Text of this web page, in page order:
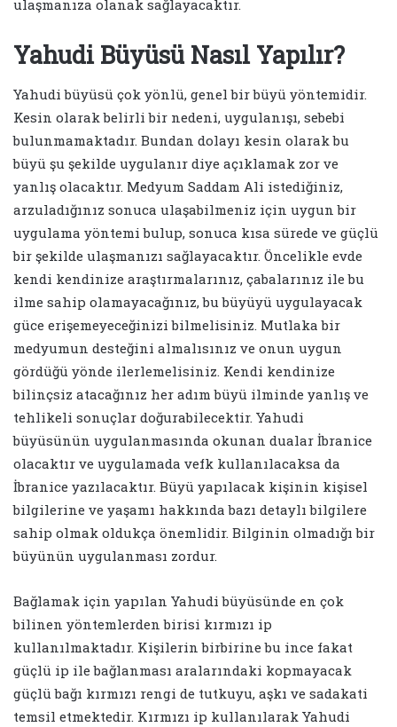
ulaşmanıza olanak sağlayacaktır.
Yahudi Büyüsü Nasıl Yapılır?
Yahudi büyüsü çok yönlü, genel bir büyü yöntemidir.
Kesin olarak belirli bir nedeni, uygulanışı, sebebi
bulunmamaktadır. Bundan dolayı kesin olarak bu
büyü şu şekilde uygulanır diye açıklamak zor ve
yanlış olacaktır. Medyum Saddam Ali istediğiniz,
arzuladığınız sonuca ulaşabilmeniz için uygun bir
uygulama yöntemi bulup, sonuca kısa sürede ve güçlü
bir şekilde ulaşmanızı sağlayacaktır. Öncelikle evde
kendi kendinize araştırmalarınız, çabalarınız ile bu
ilme sahip olamayacağınız, bu büyüyü uygulayacak
güce erişemeyeceğinizi bilmelisiniz. Mutlaka bir
medyumun desteğini almalısınız ve onun uygun
gördüğü yönde ilerlemelisiniz. Kendi kendinize
bilinçsiz atacağınız her adım büyü ilminde yanlış ve
tehlikeli sonuçlar doğurabilecektir. Yahudi
büyüsünün uygulanmasında okunan dualar İbranice
olacaktır ve uygulamada vefk kullanılacaksa da
İbranice yazılacaktır. Büyü yapılacak kişinin kişisel
bilgilerine ve yaşamı hakkında bazı detaylı bilgilere
sahip olmak oldukça önemlidir. Bilginin olmadığı bir
büyünün uygulanması zordur.
Bağlamak için yapılan Yahudi büyüsünde en çok
bilinen yöntemlerden birisi kırmızı ip
kullanılmaktadır. Kişilerin birbirine bu ince fakat
güçlü ip ile bağlanması aralarındaki kopmayacak
güçlü bağı kırmızı rengi de tutkuyu, aşkı ve sadakati
temsil etmektedir. Kırmızı ip kullanılarak Yahudi